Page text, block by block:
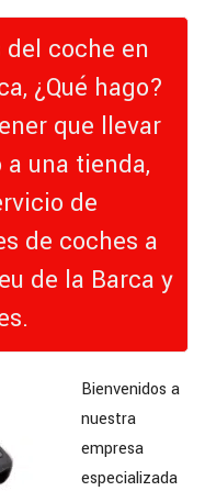
coche en
¿Qué hago?
que llevar
una tienda,
de
de coches a
de la Barca y
Bienvenidos a
nuestra
empresa
especializada